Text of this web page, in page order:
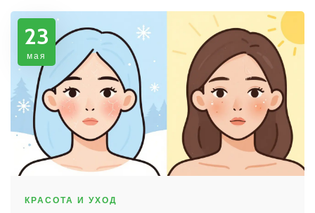
23
мая
КРАСОТА И УХОД